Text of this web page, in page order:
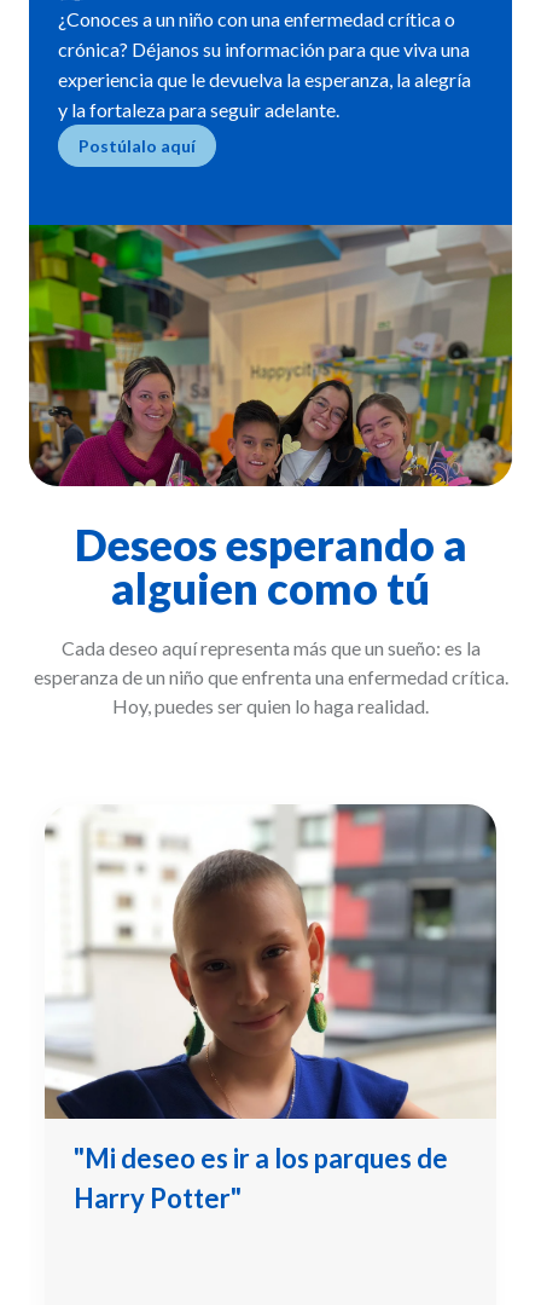
¿Conoces a un niño con una enfermedad crítica o
crónica? Déjanos su información para que viva una
experiencia que le devuelva la esperanza, la alegría
y la fortaleza para seguir adelante.
Postúlalo aquí
Deseos esperando a
alguien como tú
Cada deseo aquí representa más que un sueño: es la
esperanza de un niño que enfrenta una enfermedad crítica.
Hoy, puedes ser quien lo haga realidad.
"Mi deseo es ir a los parques de
Harry Potter"